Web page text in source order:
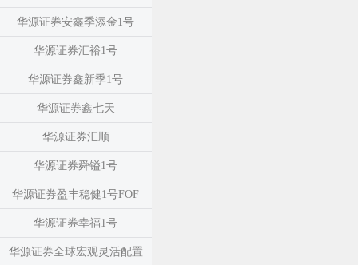
华源证券安鑫季添金1号
华源证券汇裕1号
华源证券鑫新季1号
华源证券鑫七天
华源证券汇顺
华源证券舜镒1号
华源证券盈丰稳健1号FOF
华源证券幸福1号
华源证券全球宏观灵活配置